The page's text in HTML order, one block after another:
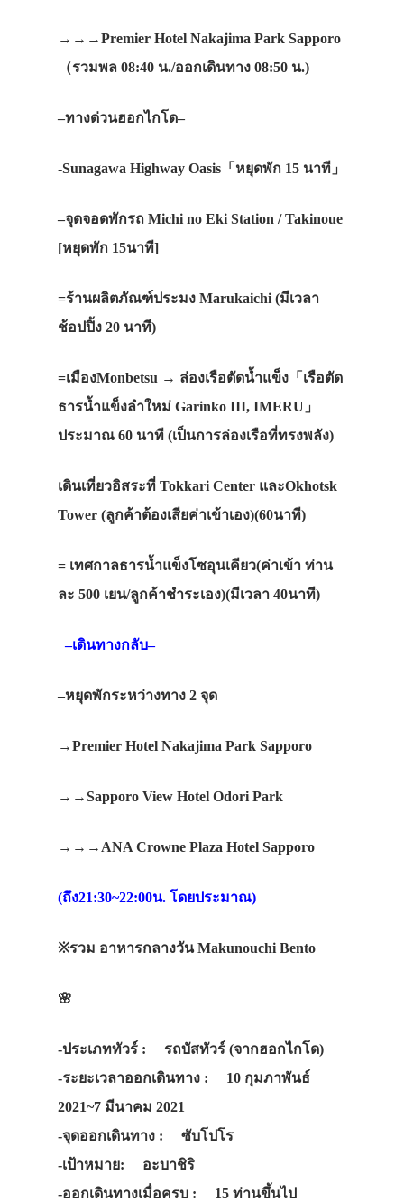
→→→Premier Hotel Nakajima Park Sapporo
（รวมพล 08:40 น./ออกเดินทาง 08:50 น.)
–ทางด่วนฮอกไกโด–
-Sunagawa Highway Oasis 「 หยุดพัก 15 นาที 」
–จุดจอดพักรถ Michi no Eki Station / Takinoue
[หยุดพัก 15นาที]
=ร้านผลิตภัณฑ์ประมง Marukaichi (มีเวลา
ช้อปปิ้ง 20 นาที)
=เมืองMonbetsu → ล่องเรือตัดน้ำแข็ง 「 เรือตัด
ธารน้ำแข็งลำใหม่ Garinko III, IMERU 」
ประมาณ 60 นาที (เป็นการล่องเรือที่ทรงพลัง)
เดินเที่ยวอิสระที่ Tokkari Center และOkhotsk
Tower (ลูกค้าต้องเสียค่าเข้าเอง)(60นาที)
= เทศกาลธารน้ำแข็งโซอุนเคียว(ค่าเข้า ท่าน
ละ 500 เยน/ลูกค้าชำระเอง)(มีเวลา 40นาที)
–เดินทางกลับ–
–หยุดพักระหว่างทาง 2 จุด
→Premier Hotel Nakajima Park Sapporo
→→Sapporo View Hotel Odori Park
→→→ANA Crowne Plaza Hotel Sapporo
(ถึง21:30~22:00น. โดยประมาณ)
※รวม อาหารกลางวันMakunouchi Bento
🌸
-ประเภททัวร์ : รถบัสทัวร์ (จากฮอกไกโด)
-ระยะเวลาออกเดินทาง :
10 กุมภาพันธ์
2021~7 มีนาคม 2021
-จุดออกเดินทาง : ซับโปโร
-เป้าหมาย: อะบาชิริ
-ออกเดินทางเมื่อครบ : 15 ท่านขึ้นไป